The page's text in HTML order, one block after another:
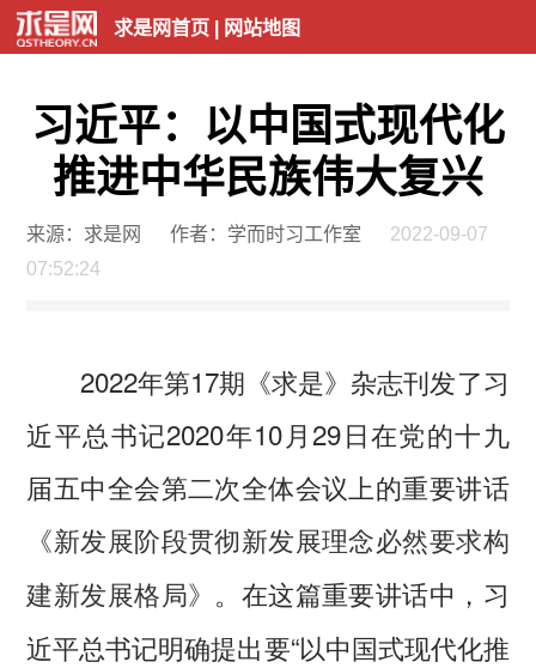
求是网首页| 网站地图
习近平：以中国式现代化
推进中华民族伟大复兴
来源：求是网 作者：学而时习工作室
2022-09-07
07:52:24
2022年第17期《求是》杂志刊发了习
近平总书记2020年10月29日在党的十九
届五中全会第二次全体会议上的重要讲话
《新发展阶段贯彻新发展理念必然要求构
建新发展格局》 。在这篇重要讲话中，习
近平总书记明确提出要“以中国式现代化推